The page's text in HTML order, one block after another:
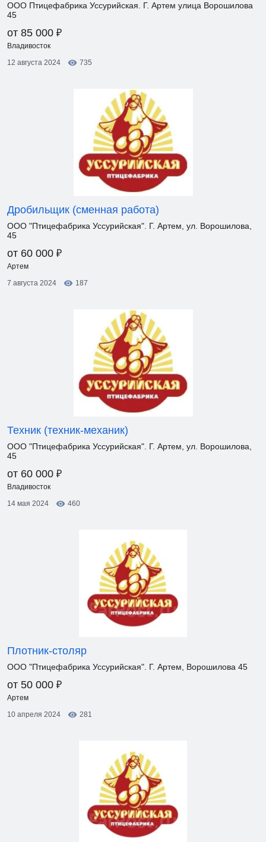
ООО Птицефабрика Уссурийская. Г. Артем улица Ворошилова
45
от 85 000 ₽
Владивосток
12 августа 2024
735
Дробильщик (сменная работа)
ООО "Птицефабрика Уссурийская". Г. Артем, ул. Ворошилова,
45
от 60 000 ₽
Артем
7 августа 2024
187
Техник (техник-механик)
ООО "Птицефабрика Уссурийская". Г. Артем, ул. Ворошилова,
45
от 60 000 ₽
Владивосток
14 мая 2024
460
Плотник-столяр
ООО "Птицефабрика Уссурийская". Г. Артем, Ворошилова 45
от 50 000 ₽
Артем
10 апреля 2024
281